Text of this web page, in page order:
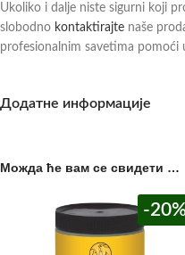
Ukoliko i dalje niste sigurni koji
slobodno kontaktirajte naše
profesionalnim savetima pomoći
Додатне информације
Можда ће вам се свидети …
-